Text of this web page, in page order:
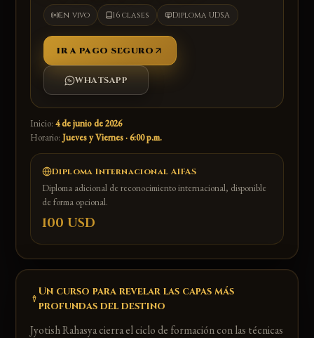
En vivo 16 clases Diploma UDSA
IR A PAGO SEGURO
WHATSAPP
Inicio: 4 de junio de 2026
Horario: Jueves y Viernes · 6:00 p.m.
Diploma Internacional AIFAS
Diploma adicional de reconocimiento internacional, disponible
de forma opcional.
100 USD
Un curso para revelar las capas más
profundas del destino
Jyotish Rahasya cierra el ciclo de formación con las técnicas